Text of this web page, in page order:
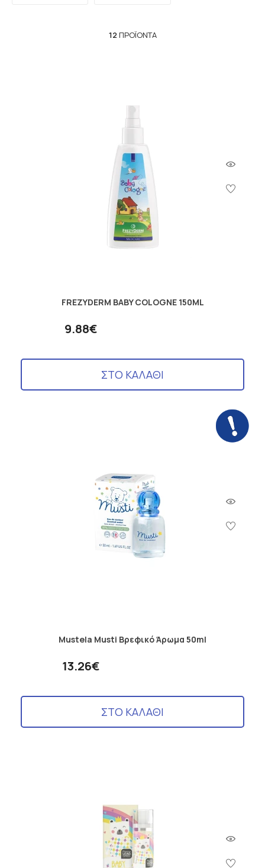
12ΠΡΟΪΌΝΤΑ
FREZYDERM BABY COLOGNE 150ML
9.88€
ΣΤΟ ΚΑΛΑΘΙ
Mustela Musti Βρεφικό Άρωμα 50ml
13.26€
ΣΤΟ ΚΑΛΑΘΙ